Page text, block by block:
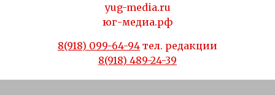
yug-media.ru
юг-медиа.рф
8(918) 099-64-94 тел. редакции
8(918) 489-24-39